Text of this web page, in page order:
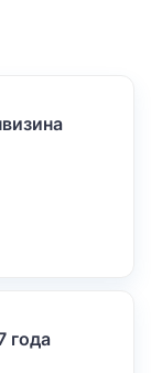
года